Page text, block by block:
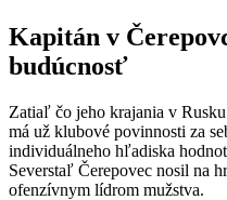
Kapitán v
budúcnosť
Zatiaľ čo jeho krajania v
má už klubové povinnosti za
individuálneho hľadiska
Severstaľ Čerepovec nosil na
ofenzívnym lídrom mužstva.